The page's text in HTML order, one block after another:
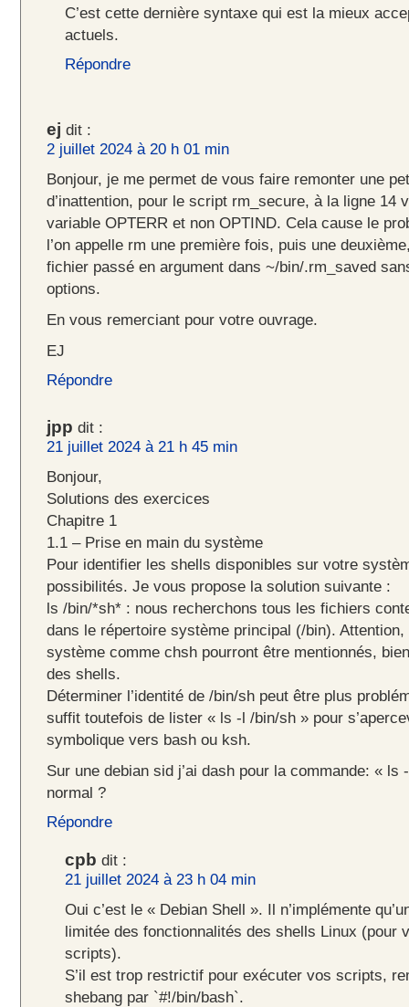
C’est cette dernière syntaxe qui est la mieux
actuels.
Répondre
ej dit :
2 juillet 2024 à 20 h 01 min
Bonjour, je me permet de vous faire remonter une
d’inattention, pour le script rm_secure, à la ligne 14
variable OPTERR et non OPTIND. Cela cause le
l’on appelle rm une première fois, puis une
fichier passé en argument dans ~/bin/.rm_saved
options.
En vous remerciant pour votre ouvrage.
EJ
Répondre
jpp dit :
21 juillet 2024 à 21 h 45 min
Bonjour,
Solutions des exercices
Chapitre 1
1.1 – Prise en main du système
Pour identifier les shells disponibles sur votre
possibilités. Je vous propose la solution suivante :
ls /bin/*sh* : nous recherchons tous les fichiers
dans le répertoire système principal (/bin).
système comme chsh pourront être mentionnés,
des shells.
Déterminer l’identité de /bin/sh peut être plus
suffit toutefois de lister « ls -l /bin/sh » pour
symbolique vers bash ou ksh.
Sur une debian sid j’ai dash pour la commande: « ls
normal ?
Répondre
cpb dit :
21 juillet 2024 à 23 h 04 min
Oui c’est le « Debian Shell ». Il n’implémente
limitée des fonctionnalités des shells Linux (pour
scripts).
S’il est trop restrictif pour exécuter vos scripts,
shebang par `#!/bin/bash`.